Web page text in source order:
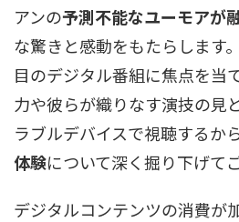
アンの予測不能なユーモアが
な驚きと感動をもたらします
目のデジタル番組に焦点を当
力や彼らが織りなす演技の見
ラブルデバイスで視聴するか
体験について深く掘り下げて
デジタルコンテンツの消費が